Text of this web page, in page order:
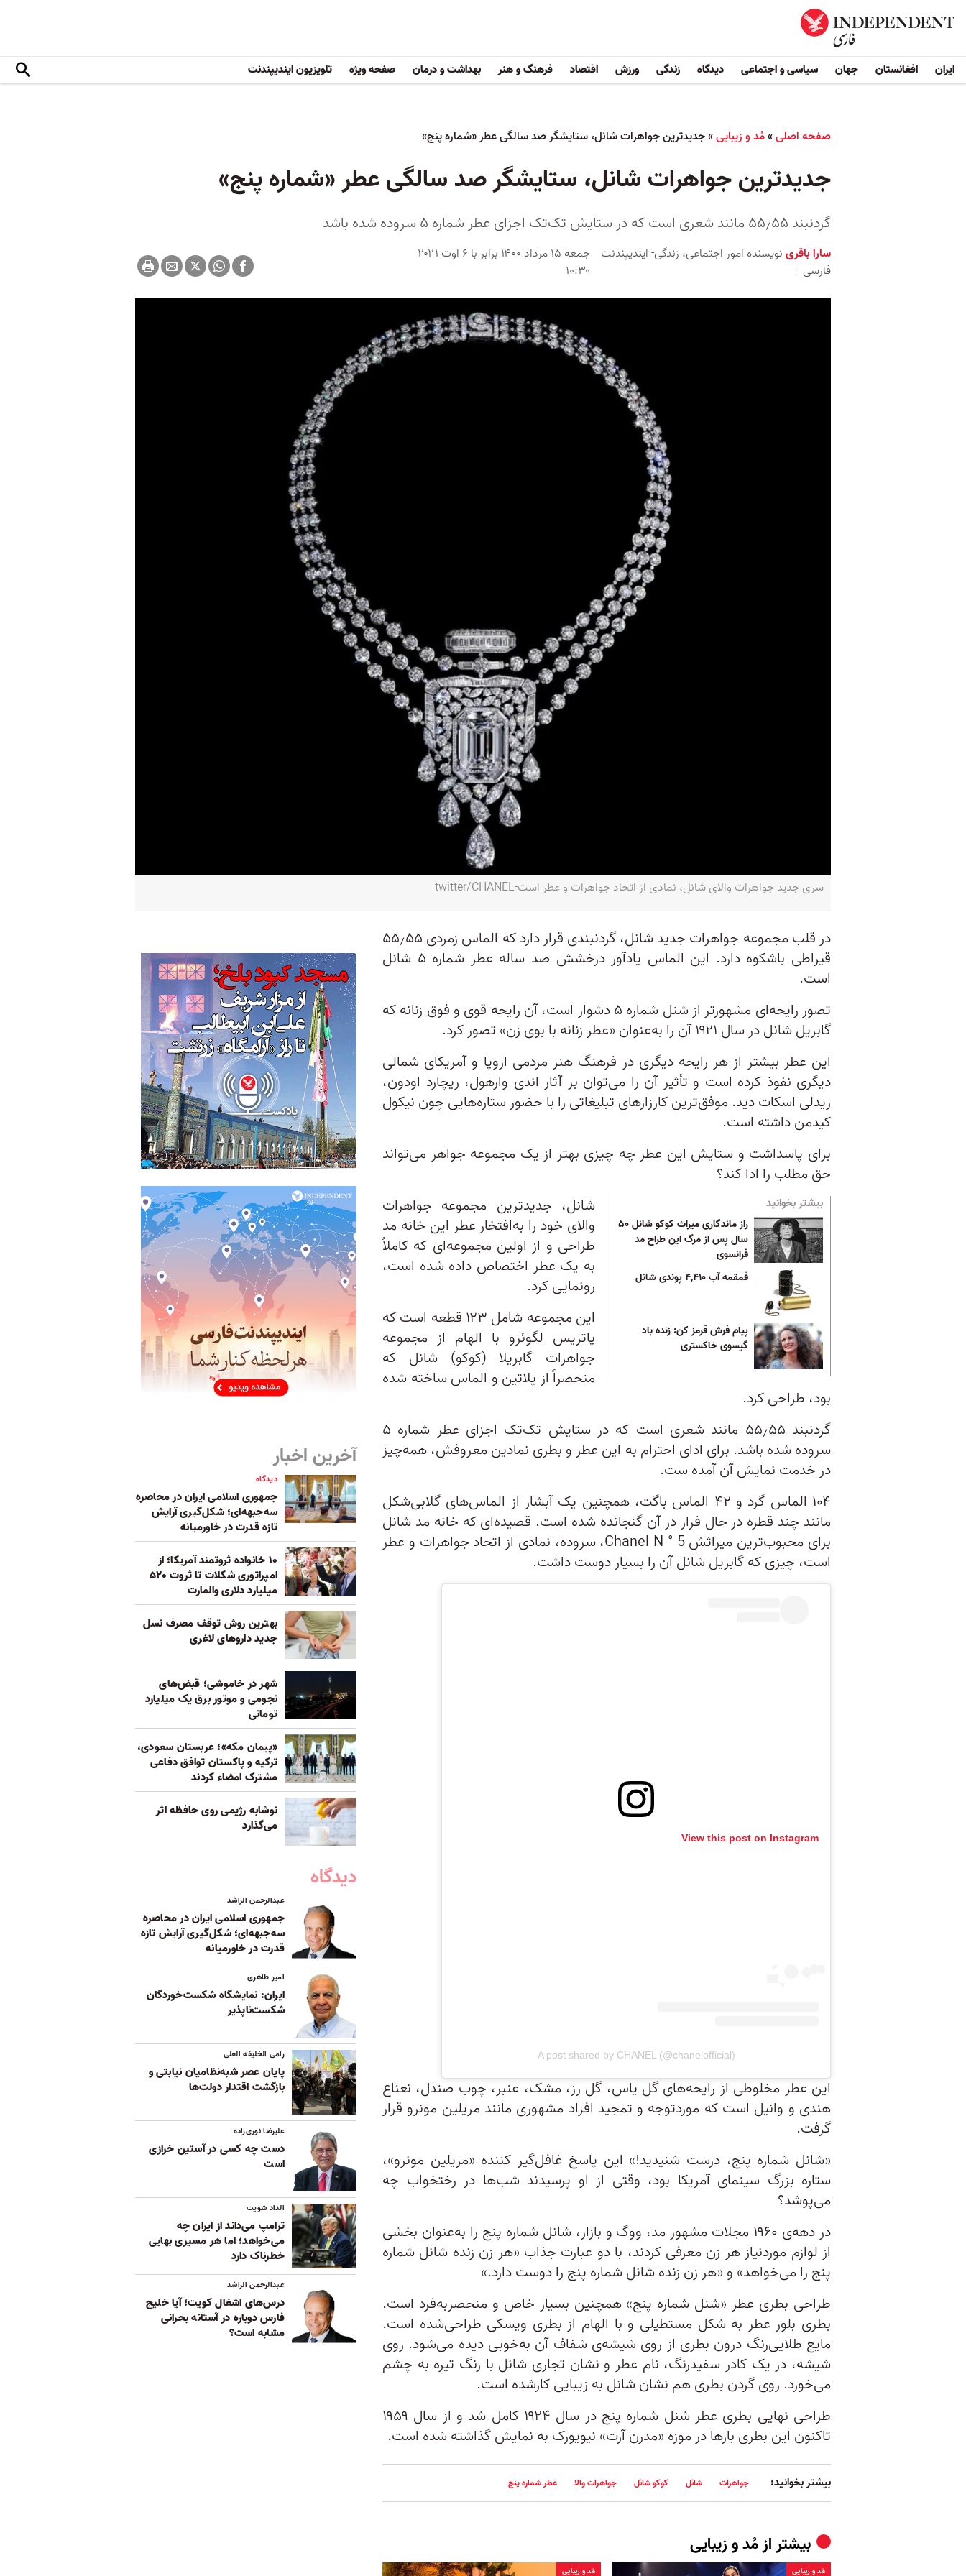
ایران افغانستان جهان سیاسی و اجتماعی دیدگاه زندگی ورزش اقتصاد فرهنگ و هنر بهداشت و درمان صفحه ویژه تلویزیون ایندیپندنت
صفحه اصلی»مُد و زیبایی»جدیدترین جواهرات شانل، ستایشگر صد سالگی عطر «شماره پنج»
جدیدترین جواهرات شانل، ستایشگر صد سالگی عطر «شماره پنج»
گردنبند ۵۵٫۵۵ مانند شعری است که در ستایش تک‌تک اجزای عطر شماره ۵ سروده شده باشد
سارا باقرینویسنده امور اجتماعی، زندگی- ایندیپندنت
فارسی
جمعه ۱۵ مرداد ۱۴۰۰ برابر با ۶ اوت ۲۰۲۱
۱۰:۳۰
سری جدید جواهرات والای شانل، نمادی از اتحاد جواهرات و عطر است-twitter/CHANEL
در قلب مجموعه جواهرات جدید شانل، گردنبندی قرار دارد که الماس زمردی ۵۵٫۵۵
قیراطی باشکوه دارد. این الماس یادآور درخشش صد ساله عطر شماره ۵ شانل
است.
تصور رایحه‌ای مشهورتر از شنل شماره ۵ دشوار است، آن رایحه قوی و فوق زنانه که
گابریل شانل در سال ۱۹۲۱ آن را به‌عنوان «عطر زنانه با بوی زن» تصور کرد.
این عطر بیشتر از هر رایحه دیگری در فرهنگ هنر مردمی اروپا و آمریکای شمالی
دیگری نفوذ کرده است و تأثیر آن را می‌توان بر آثار اندی وارهول، ریچارد اودون،
ریدلی اسکات دید. موفق‌ترین کارزارهای تبلیغاتی را با حضور ستاره‌هایی چون نیکول
کیدمن داشته است.
برای پاسداشت و ستایش این عطر چه چیزی بهتر از یک مجموعه جواهر می‌تواند
حق مطلب را ادا کند؟
بیشتر بخوانید
راز ماندگاری میراث کوکو شانل ۵۰
سال پس از مرگ این طراح مد
فرانسوی
قمقمه آب ۴,۴۱۰ پوندی شانل
پیام فرش قرمز کن: زنده باد
گیسوی خاکستری
شانل، جدیدترین مجموعه جواهرات
والای خود را به‌افتخار عطر این خانه مد
طراحی و از اولین مجموعه‌ای که کاملاً
به یک عطر اختصاص داده شده است،
رونمایی کرد.
این مجموعه شامل ۱۲۳ قطعه است که
پاتریس لگوئرو با الهام از مجموعه
جواهرات گابریلا (کوکو) شانل که
منحصراً از پلاتین و الماس ساخته شده
بود، طراحی کرد.
گردنبند ۵۵٫۵۵ مانند شعری است که در ستایش تک‌تک اجزای عطر شماره ۵
سروده شده باشد. برای ادای احترام به این عطر و بطری نمادین معروفش، همه‌چیز
در خدمت نمایش آن آمده ست.
۱۰۴ الماس گرد و ۴۲ الماس باگت، همچنین یک آبشار از الماس‌های گلابی‌شکل
مانند چند قطره در حال فرار در آن گنجانده شده است. قصیده‌ای که خانه مد شانل
برای محبوب‌ترین میراثش Chanel N ° 5، سروده، نمادی از اتحاد جواهرات و عطر
است، چیزی که گابریل شانل آن را بسیار دوست داشت.
View this post on Instagram
A post shared by CHANEL (@chanelofficial)
این عطر مخلوطی از رایحه‌‌های گل یاس، گل رز، مشک، عنبر، چوب صندل، نعناع
هندی و وانیل است که موردتوجه و تمجید افراد مشهوری مانند مریلین مونرو قرار
گرفت.
«شانل شماره‌ پنج، درست شنیدید!» این پاسخ غافل‌گیر کننده‌ «مریلین مونرو»،
ستاره‌‌ بزرگ سینمای آمریکا بود، وقتی از او پرسیدند شب‌ها در رختخواب چه
می‌پوشد؟
در دهه‌ی ۱۹۶۰ مجلات مشهور مد، ووگ و بازار، شانل شماره پنج را به‌عنوان بخشی
از لوازم موردنیاز هر زن معرفی کردند، با دو عبارت جذاب «هر زن زنده شانل شماره
پنج را می‌خواهد» و «هر زن زنده شانل شماره پنج را دوست دارد.»
طراحی بطری عطر «شنل شماره پنج» همچنین بسیار خاص و منحصربه‌فرد است.
بطری بلور عطر به شکل مستطیلی و با الهام از بطری ویسکی طراحی‌شده است.
مایع طلایی‌رنگ درون بطری از روی شیشه‌ی شفاف آن به‌خوبی دیده می‌شود. روی
شیشه‌، در یک کادر سفیدرنگ، نام عطر و نشان تجاری شانل با رنگ تیره به چشم
می‌خورد. روی گردن بطری هم نشان شانل به زیبایی کارشده است.
طراحی نهایی بطری عطر شنل شماره پنج در سال ۱۹۲۴ کامل شد و از سال ۱۹۵۹
تاکنون این بطری بار‌ها در موزه «مدرن آرت» نیویورک به نمایش گذاشته شده است.
بیشتر بخوانید: جواهرات شانل کوکو شانل جواهرات والا عطر شماره پنج
بیشتر ازمُد و زیبایی
مُد و زیبایی مُد و زیبایی
آخرین اخبار
دیدگاه
جمهوری اسلامی ایران در محاصره
سه‌جبهه‌ای؛ شکل‌گیری آرایش
تازه قدرت در خاورمیانه
۱۰ خانواده ثروتمند آمریکا؛ از
امپراتوری شکلات تا ثروت ۵۲۰
میلیارد دلاری والمارت
بهترین روش توقف مصرف نسل
جدید داروهای لاغری
شهر در خاموشی؛ قبض‌های
نجومی و موتور برق یک میلیارد
تومانی
«پیمان مکه»؛ عربستان سعودی،
ترکیه و پاکستان توافق دفاعی
مشترک امضاء کردند
نوشابه رژیمی روی حافظه اثر
می‌گذارد
دیدگاه
عبدالرحمن الراشد
جمهوری اسلامی ایران در محاصره
سه‌جبهه‌ای؛ شکل‌گیری آرایش تازه
قدرت در خاورمیانه
امیر طاهری
ایران: نمایشگاه شکست‌خوردگان
شکست‌ناپذیر
رامی الخلیفه العلی
پایان عصر شبه‌نظامیان نیابتی و
بازگشت اقتدار دولت‌ها
علیرضا نوری‌زاده
دست چه کسی در آستین خرازی
است
الداد شویت
ترامپ می‌داند از ایران چه
می‌خواهد؛ اما هر مسیری بهایی
خطرناک دارد
عبدالرحمن الراشد
درس‌های اشغال کویت؛ آیا خلیج
فارس دوباره در آستانه بحرانی
مشابه است؟